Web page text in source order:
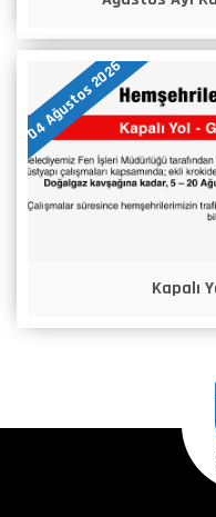
04 Ağustos 2026
Kapalı